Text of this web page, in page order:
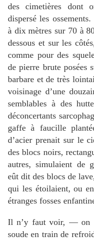
des cimetières dont
dispersé les
à dix mètres sur 70 à
dessous et sur les
comme pour des
de pierre brute posées
barbare et de très
voisinage d’une
semblables à des
déconcertants
gaffe à faucille
d’acier prenait sur le
des blocs noirs,
autres, simulaient de
eût dit des blocs de
qui les étoilaient, ou
étranges fosses
Il n’y faut voir, — on
soude en train de